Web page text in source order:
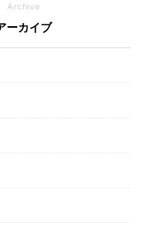
Archive
ーカイブ